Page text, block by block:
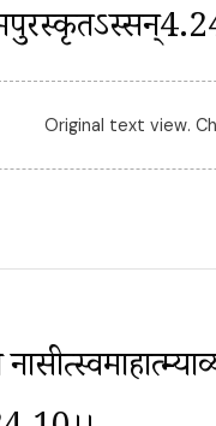
Original text view.